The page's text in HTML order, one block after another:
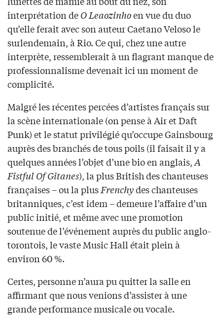
interprétation deO Leaozinhoen vue du duo
qu’elle ferait avec son auteur Caetano Veloso le
surlendemain, à Rio. Ce qui, chez une autre
interprète, ressemblerait à un flagrant manque de
professionnalisme devenait ici un moment de
complicité.
Malgré les récentes percées d’artistes français sur
la scène internationale (on pense à Air et Daft
Punk) et le statut privilégié qu’occupe Gainsbourg
auprès des branchés de tous poils (il faisait il y a
quelques années l’objet d’une bio en anglais,A
Fistful Of Gitanes), la plus British des chanteuses
françaises – ou la plusFrenchydes chanteuses
britanniques, c’est idem – demeure l’affaire d’un
public initié, et même avec une promotion
soutenue de l’événement auprès du public anglo-
torontois, le vaste Music Hall était plein à
environ 60 %.
Certes, personne n’aura pu quitter la salle en
affirmant que nous venions d’assister à une
grande performance musicale ou vocale.